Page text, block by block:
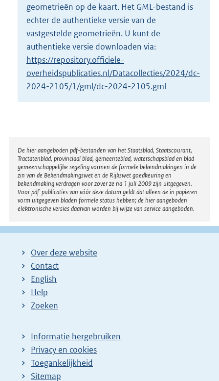
6
,
8
geometrieën op de kaart. Het GML-bestand is
echter de authentieke versie van de
vastgestelde geometrieën. U kunt de
authentieke versie downloaden via:
https://repository.officiele-
overheidspublicaties.nl/Datacollecties/2024/dc-
2024-2105/1/gml/dc-2024-2105.gml
Disclaimer
De hier aangeboden pdf-bestanden van het Staatsblad, Staatscourant,
Tractatenblad, provinciaal blad, gemeenteblad, waterschapsblad en blad
gemeenschappelijke regeling vormen de formele bekendmakingen in de
zin van de Bekendmakingswet en de Rijkswet goedkeuring en
bekendmaking verdragen voor zover ze na 1 juli 2009 zijn uitgegeven.
Voor pdf-publicaties van vóór deze datum geldt dat alleen de in papieren
vorm uitgegeven bladen formele status hebben; de hier aangeboden
elektronische versies daarvan worden bij wijze van service aangeboden.
Over deze website
Contact
English
Help
Zoeken
Informatie hergebruiken
Privacy en cookies
Toegankelijkheid
Sitemap